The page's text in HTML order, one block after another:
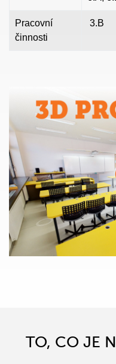
Pracovní
činnosti
3.B
TO, CO JE